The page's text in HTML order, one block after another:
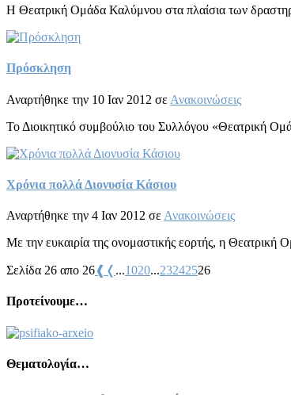
Η Θεατρική Ομάδα Καλύμνου στα πλαίσια των
Πρόσκληση
Αναρτήθηκε την 10 Ιαν 2012 σε Ανακοινώσεις
Το Διοικητικό συμβούλιο του Συλλόγου «Θεατρική
Χρόνια πολλά Διονυσία Κάσιου
Αναρτήθηκε την 4 Ιαν 2012 σε Ανακοινώσεις
Με την ευκαιρία της ονομαστικής εορτής, η Θεατρική
Σελίδα 26 απο 26❰ ❬ ...1020...23242526
Προτείνουμε…
Θεματολογία…